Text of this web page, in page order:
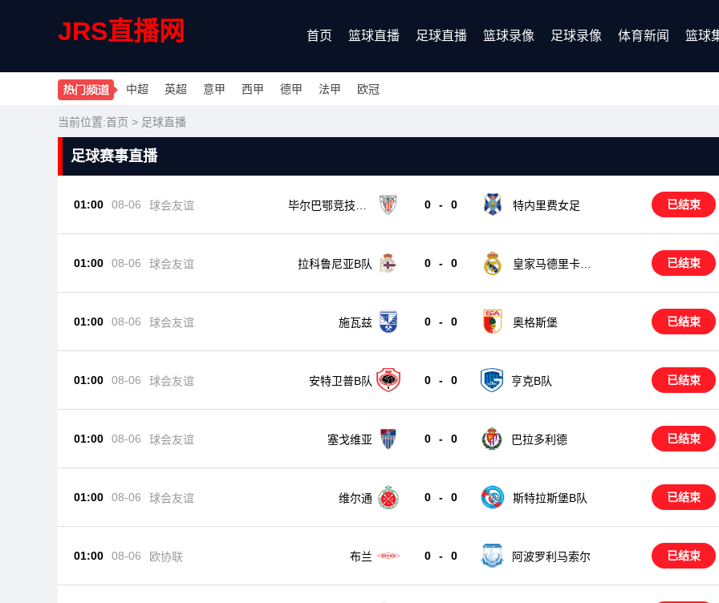
JRS直播网 首页 篮球直播 足球直播 篮球录像 足球录像 体育新闻 篮球
中超 英超 意甲 西甲 德甲 法甲 欧冠
当前位置:首页 > 足球直播
足球赛事直播
01:00 08-06 球会友谊
毕尔巴鄂竞技女
0 - 0 特内里费女足 已结束
01:00 08-06 球会友谊 拉科鲁尼亚B队 0 - 0
皇家马德里卡斯
已结束
01:00 08-06 球会友谊 施瓦兹 0 - 0 奥格斯堡 已结束
01:00 08-06 球会友谊 安特卫普B队 0 - 0 亨克B队 已结束
01:00 08-06 球会友谊 塞戈维亚 0 - 0 巴拉多利德 已结束
01:00 08-06 球会友谊 维尔通 0 - 0 斯特拉斯堡B队 已结束
01:00 08-06 欧协联 布兰 0 - 0 阿波罗利马索尔 已结束